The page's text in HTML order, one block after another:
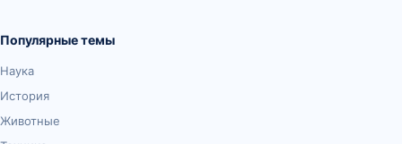
Популярные темы
Наука
История
Животные